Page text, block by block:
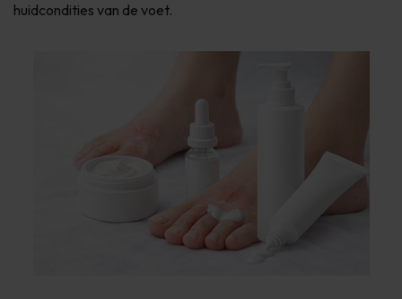
huidcondities van de voet.